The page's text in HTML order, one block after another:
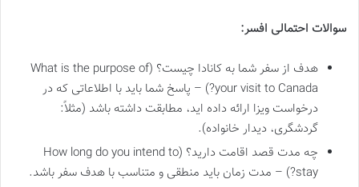
سوالات احتمالی افسر:
هدف از سفر شما به کانادا چیست؟ (What is the purpose of
your visit to Canada?) – پاسخ شما باید با اطلاعاتی که در
درخواست ویزا ارائه داده اید، مطابقت داشته باشد (مثلاً:
گردشگری، دیدار خانواده).
چه مدت قصد اقامت دارید؟ (How long do you intend to
stay?) – مدت زمان باید منطقی و متناسب با هدف سفر باشد.